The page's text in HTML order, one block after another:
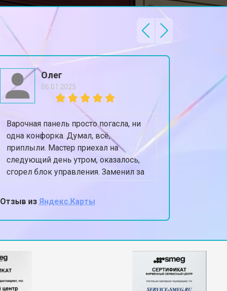
Олег
06.01.2025
Варочная панель просто погасла, ни
одна конфорка. Думал, всё,
приплыли. Мастер приехал на
следующий день утром, оказалось,
сгорел блок управления. Заменил за
40 минут, цена как и сказали по
телефону.
Отзыв из Яндекс.Карты